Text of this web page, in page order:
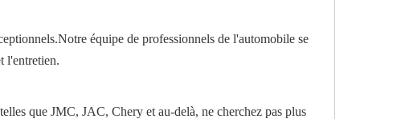
équipe de professionnels de l'automobile se
l'entretien.
que JMC, JAC, Chery et au-delà, ne cherchez pas plus